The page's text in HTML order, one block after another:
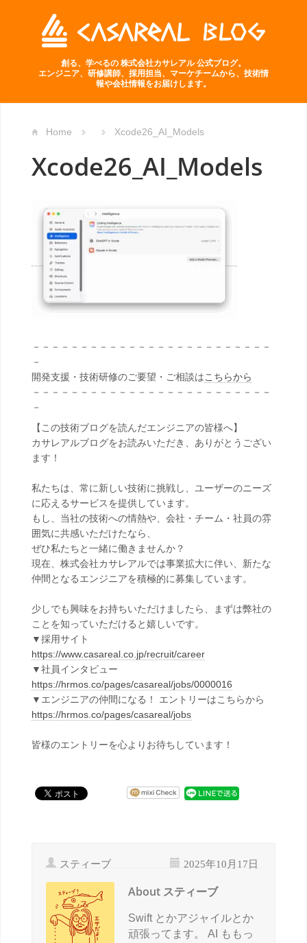
創る、学べるの 株式会社カサレアル 公式ブログ。
エンジニア、研修講師、採用担当、マーケチームから、技術情
報や会社情報をお届けします。
Home Xcode26_AI_Models
Xcode26_AI_Models
－－－－－－－－－－－－－－－－－－－－－－－－－
－
開発支援・技術研修のご要望・ご相談はこちらから
－－－－－－－－－－－－－－－－－－－－－－－－－
－
【この技術ブログを読んだエンジニアの皆様へ】
カサレアルブログをお読みいただき、ありがとうござい
ます！
私たちは、常に新しい技術に挑戦し、ユーザーのニーズ
に応えるサービスを提供しています。
もし、当社の技術への情熱や、会社・チーム・社員の雰
囲気に共感いただけたなら、
ぜひ私たちと一緒に働きませんか？
現在、株式会社カサレアルでは事業拡大に伴い、新たな
仲間となるエンジニアを積極的に募集しています。
少しでも興味をお持ちいただけましたら、まずは弊社の
ことを知っていただけると嬉しいです。
▼採用サイト
https://www.casareal.co.jp/recruit/career
▼社員インタビュー
https://hrmos.co/pages/casareal/jobs/0000016
▼エンジニアの仲間になる！ エントリーはこちらから
https://hrmos.co/pages/casareal/jobs
皆様のエントリーを心よりお待ちしています！
スティーブ 2025年10月17日
About スティーブ
Swift とかアジャイルとか
頑張ってます。 AI ももっ